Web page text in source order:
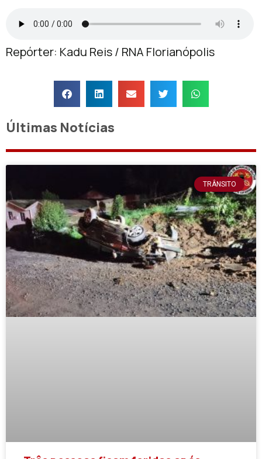
Repórter: Kadu Reis / RNA Florianópolis
Últimas Notícias
TRÂNSITO